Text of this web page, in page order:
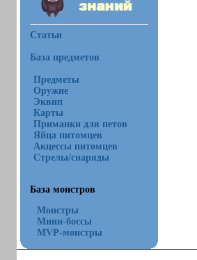
Статьи
База предметов
Предметы
Оружие
Эквип
Карты
Приманки для петов
Яйца питомцев
Акцессы питомцев
Стрелы/снаряды
База монстров
Монстры
Мини-боссы
MVP-монстры